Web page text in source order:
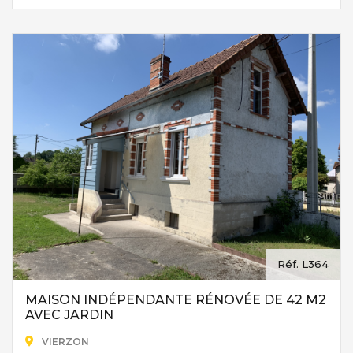
loisirs.
Le chauffage est assuré par une installation au gaz.
Située dans un cadre verdoyant et paisible, cette maison
offre un environnement privilégié, propice à la détente, tout
en restant à distance raisonnable des services et commerces
N'hésitez pas à nous contacter pour une visite.
Disponible le 1er septembre 2026
Réf. L364
MAISON INDÉPENDANTE RÉNOVÉE DE 42 M2
AVEC JARDIN
VIERZON